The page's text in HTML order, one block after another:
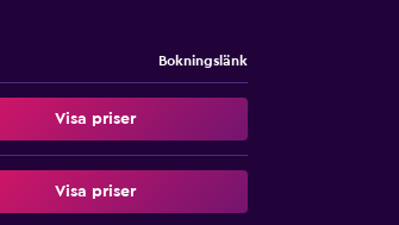
Bokningslänk
Visa priser
Visa priser